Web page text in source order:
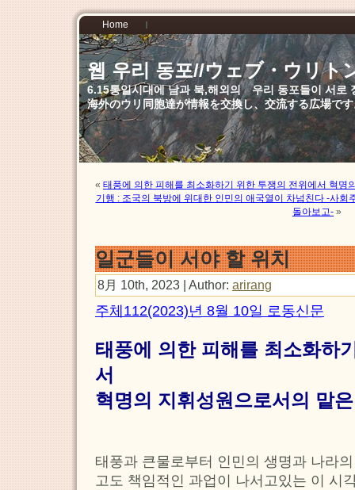
Home
웹 우리 동포//ウェブ・ウリト
6.15통일시대에 남과 북,해외의 우리 동포들이 서로
海外のウリ同胞達が情報を交換し、交流する広場で
« 태풍에 의한 피해를 최소화하기 위한 투쟁의 전위에서 혁명
기행 : 조국의 북방에 위대한 인민의 애국열이 차넘친다 -사
돌아보고- »
일군들이 서야 할 위치
8月 10th, 2023 | Author: arirang
주체112(2023)년 8월 10일 로동신문
태풍에 의한 피해를 최소화하
서
혁명의 지휘성원으로서의 맡
태풍과 큰물로부터 인민의 생명과 나라
고도 책임적인 과업이 나서고있는 이 시